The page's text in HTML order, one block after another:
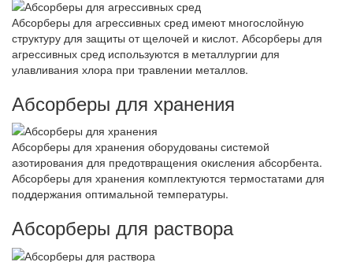
Абсорберы для агрессивных сред имеют многослойную
структуру для защиты от щелочей и кислот. Абсорберы для
агрессивных сред используются в металлургии для
улавливания хлора при травлении металлов.
Абсорберы для хранения
Абсорберы для хранения оборудованы системой
азотирования для предотвращения окисления абсорбента.
Абсорберы для хранения комплектуются термостатами для
поддержания оптимальной температуры.
Абсорберы для раствора